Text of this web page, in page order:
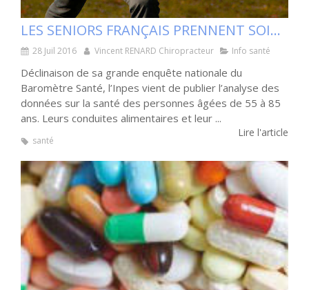
LES SENIORS FRANÇAIS PRENNENT SOIN DE LEUR SANTÉ
28 Juil 2016 Vincent RENARD Chiropracteur Info santé
Déclinaison de sa grande enquête nationale du
Baromètre Santé, l’Inpes vient de publier l’analyse des
données sur la santé des personnes âgées de 55 à 85
ans. Leurs conduites alimentaires et leur ...
Lire l'article
santé